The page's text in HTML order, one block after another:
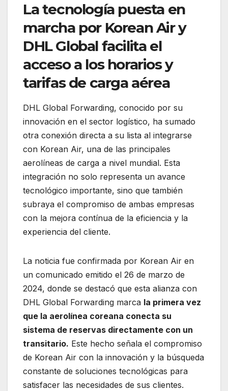
La tecnología puesta en
marcha por Korean Air y
DHL Global facilita el
acceso a los horarios y
tarifas de carga aérea
DHL Global Forwarding, conocido por su
innovación en el sector logístico, ha sumado
otra conexión directa a su lista al integrarse
con Korean Air, una de las principales
aerolíneas de carga a nivel mundial. Esta
integración no solo representa un avance
tecnológico importante, sino que también
subraya el compromiso de ambas empresas
con la mejora contínua de la eficiencia y la
experiencia del cliente.
La noticia fue confirmada por Korean Air en
un comunicado emitido el 26 de marzo de
2024, donde se destacó que esta alianza con
DHL Global Forwarding marca la primera vez
que la aerolínea coreana conecta su
sistema de reservas directamente con un
transitario. Este hecho señala el compromiso
de Korean Air con la innovación y la búsqueda
constante de soluciones tecnológicas para
satisfacer las necesidades de sus clientes.